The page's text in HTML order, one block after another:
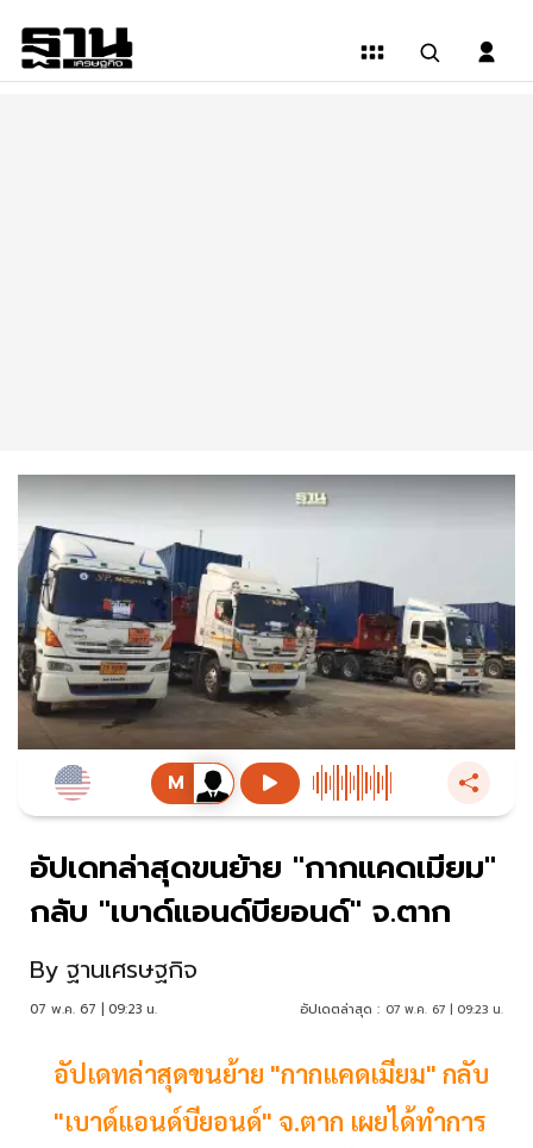
อัปเดทล่าสุดขนย้าย "กากแคดเมียม"
กลับ "เบาด์แอนด์บียอนด์" จ.ตาก
By ฐานเศรษฐกิจ
07 พ.ค. 67 | 09:23 น. อัปเดตล่าสุด : 07 พ.ค. 67 | 09:23 น.
อัปเดทล่าสุดขนย้าย "กากแคดเมียม" กลับ
"เบาด์แอนด์บียอนด์" จ.ตาก เผยได้ทำการ